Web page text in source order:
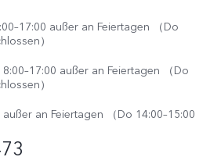
außer an Feiertagen （Do
）
außer an Feiertagen （Do
）
außer an Feiertagen （Do 14:00–15:00